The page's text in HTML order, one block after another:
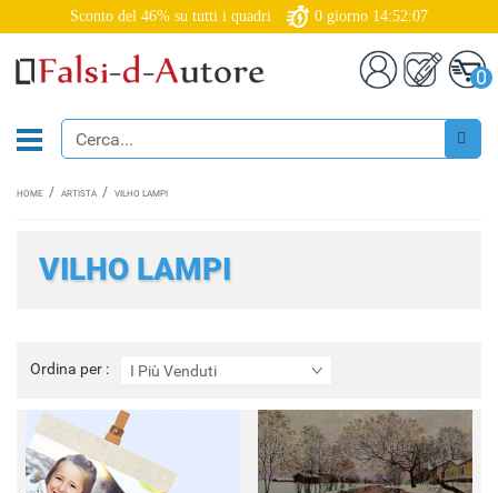
Sconto del 46% su tutti i quadri 0 giorno 14:52:06
0
HOME ARTISTA VILHO LAMPI
VILHO LAMPI
Ordina per : I Più Venduti
Ordina
per